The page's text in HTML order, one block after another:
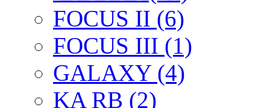
FOCUS II (6)
FOCUS III (1)
GALAXY (4)
KA RB (2)